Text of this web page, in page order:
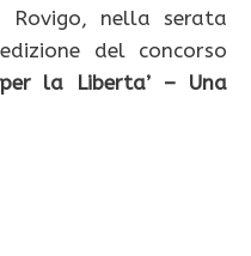
Rovigo, nella serata
del concorso
la Liberta’ – Una